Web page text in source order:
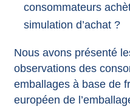
consommateurs
simulation d’achat ?
Nous avons présenté
observations des
emballages à base de
européen de